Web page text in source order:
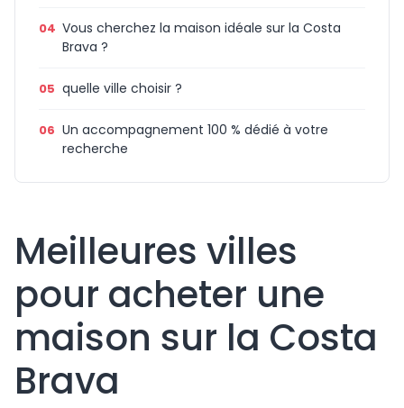
Vous cherchez la maison idéale sur la Costa
Brava ?
quelle ville choisir ?
Un accompagnement 100 % dédié à votre
recherche
Meilleures villes
pour acheter une
maison sur la Costa
Brava